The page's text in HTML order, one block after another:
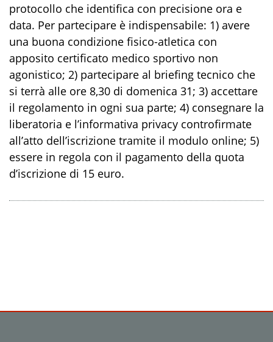
protocollo che identifica con precisione ora e
data. Per partecipare è indispensabile: 1) avere
una buona condizione fisico-atletica con
apposito certificato medico sportivo non
agonistico; 2) partecipare al briefing tecnico che
si terrà alle ore 8,30 di domenica 31; 3) accettare
il regolamento in ogni sua parte; 4) consegnare la
liberatoria e l’informativa privacy controfirmate
all’atto dell’iscrizione tramite il modulo online; 5)
essere in regola con il pagamento della quota
d’iscrizione di 15 euro.